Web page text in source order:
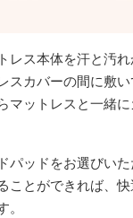
レス本体を汗と汚れ
スカバーの間に敷い
マットレスと一緒
パッドをお選びい
ことができれば、